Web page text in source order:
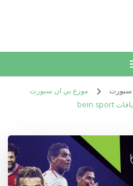
موزع بي ان سبورت